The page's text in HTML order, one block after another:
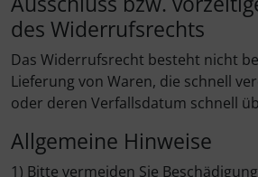
des Widerrufsrechts
Das Widerrufsrecht besteht nicht
Lieferung von Waren, die schnell
oder deren Verfallsdatum schnell
Allgemeine Hinweise
1) Bitte vermeiden Sie